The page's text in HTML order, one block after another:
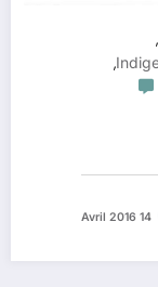
,
,
14 Avril 2016